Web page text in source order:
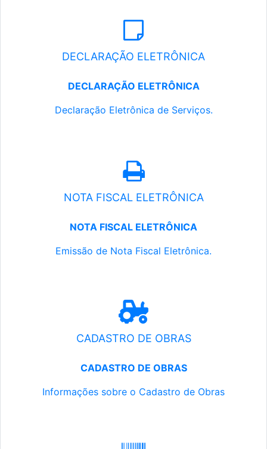
DECLARAÇÃO ELETRÔNICA
DECLARAÇÃO ELETRÔNICA
Declaração Eletrônica de Serviços.
NOTA FISCAL ELETRÔNICA
NOTA FISCAL ELETRÔNICA
Emissão de Nota Fiscal Eletrônica.
CADASTRO DE OBRAS
CADASTRO DE OBRAS
Informações sobre o Cadastro de Obras